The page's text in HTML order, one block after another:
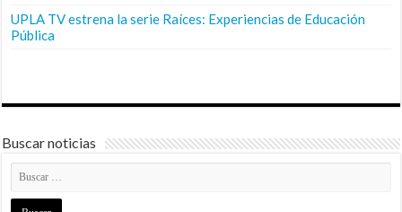
UPLA TV estrena la serie Raíces: Experiencias de Educación
Pública
Buscar noticias